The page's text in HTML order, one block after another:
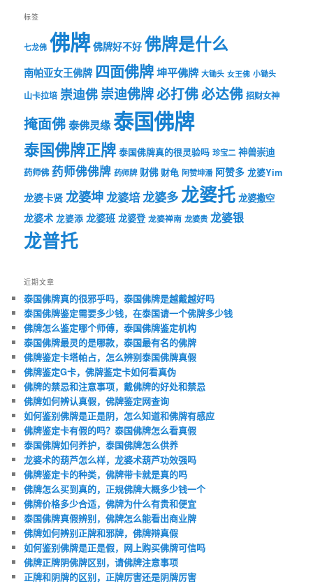
标签
七龙佛 佛牌 佛牌好不好 佛牌是什么
南帕亚女王佛牌 四面佛牌坤平佛牌 大锄头 女王佛 小锄头
山卡拉培 崇迪佛崇迪佛牌必打佛必达佛 招财女神
掩面佛泰佛灵缘泰国佛牌
泰国佛牌正牌 泰国佛牌真的很灵验吗 珍宝二 神兽崇迪
药师佛 药师佛佛牌 药师牌 财佛 财龟 阿赞坤潘 阿赞多 龙婆Yim
龙婆卡贤 龙婆坤龙婆培 龙婆多龙婆托 龙婆撒空
龙婆术 龙婆添 龙婆班 龙婆登 龙婆禅南 龙婆贵 龙婆银
龙普托
近期文章
泰国佛牌真的很邪乎吗，泰国佛牌是越戴越好吗
泰国佛牌鉴定需要多少钱，在泰国请一个佛牌多少钱
佛牌怎么鉴定哪个师傅，泰国佛牌鉴定机构
泰国佛牌最灵的是哪款，泰国最有名的佛牌
佛牌鉴定卡塔帕占，怎么辨别泰国佛牌真假
佛牌鉴定G卡，佛牌鉴定卡如何看真伪
佛牌的禁忌和注意事项，戴佛牌的好处和禁忌
佛牌如何辨认真假，佛牌鉴定网查询
如何鉴别佛牌是正是阴，怎么知道和佛牌有感应
佛牌鉴定卡有假的吗？泰国佛牌怎么看真假
泰国佛牌如何养护，泰国佛牌怎么供养
龙婆术的葫芦怎么样，龙婆术葫芦功效强吗
佛牌鉴定卡的种类，佛牌带卡就是真的吗
佛牌怎么买到真的，正规佛牌大概多少钱一个
佛牌价格多少合适，佛牌为什么有贵和便宜
泰国佛牌真假辨别，佛牌怎么能看出商业牌
佛牌如何辨别正牌和邪牌，佛牌辩真假
如何鉴别佛牌是正是假，网上购买佛牌可信吗
佛牌正牌阴佛牌区别，请佛牌注意事项
正牌和阴牌的区别，正牌厉害还是阴牌厉害